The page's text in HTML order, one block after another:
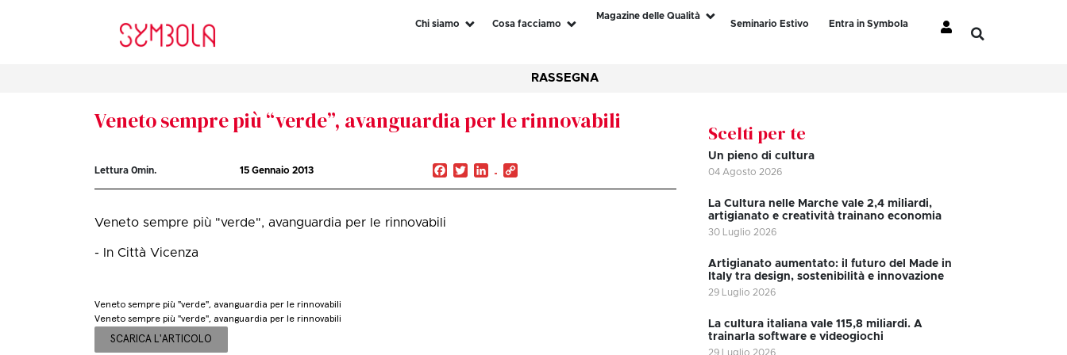
Chi siamo Cosa facciamo
Magazine delle Qualità
Seminario Estivo
Entra in Symbola
RASSEGNA
Veneto sempre più “verde”, avanguardia per le rinnovabili
Lettura0min. 15 Gennaio 2013 Facebook
TwitterLinkedIn
Veneto sempre più "verde", avanguardia per le rinnovabili
- In Città Vicenza
Veneto sempre più "verde", avanguardia per le rinnovabili
Veneto sempre più "verde", avanguardia per le rinnovabili
SCARICA L'ARTICOLO
Scelti per te
Un pieno di cultura
04 Agosto 2026
La Cultura nelle Marche vale 2,4 miliardi,
artigianato e creatività trainano economia
30 Luglio 2026
Artigianato aumentato: il futuro del Made in
Italy tra design, sostenibilità e innovazione
29 Luglio 2026
La cultura italiana vale 115,8 miliardi. A
trainarla software e videogiochi
29 Luglio 2026